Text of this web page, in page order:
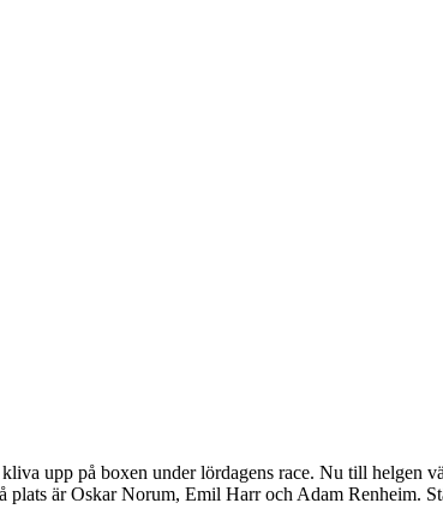
upp på boxen under lördagens race. Nu till helgen
plats är Oskar Norum, Emil Harr och Adam Renheim.